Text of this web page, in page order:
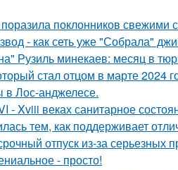
поклонников свежими
- как сеть уже "Собрала"
Рузиль минекаев: месяц в
стал отцом в марте 2024
в Лос-анджелесе.
Xviii веках санитарное
тем, как поддерживает
отпуск из-за серьезных
- просто!